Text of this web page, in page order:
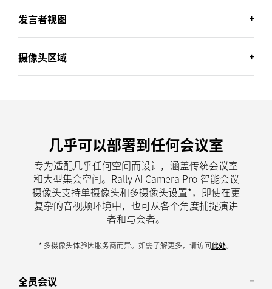
计，通过将会议室内的与会者框入单独的图块，提供类
似网络摄像头的体验，确保所有与会者同时显示在画面
中。
* 模拟屏幕图像
当需要查看整个会议室时，群组视图会将会议室内所有
与会者框入画面。
* 模拟屏幕图像
发言者视图
专为涉及演示或个人对话的会议设计，发言者视图** 会
将摄像头画面聚焦会议室内的当前发言者。
* 模拟屏幕图像
摄像头区域
摄像头区域通过允许管理员使用左右及深度限制，指定
应框入或排除在画面中的人员，从而消除玻璃墙和大型
几乎可以部署到任何会议室
专为适配几乎任何空间而设计，涵盖传统会议室
和大型集会空间。Rally AI Camera Pro 智能会议
摄像头支持单摄像头和多摄像头设置*，即使在更
复杂的音视频环境中，也可从各个角度捕捉演讲
者和与会者。
* 多摄像头体验因服务商而异。如需了解更多，请访问此处。
全员会议